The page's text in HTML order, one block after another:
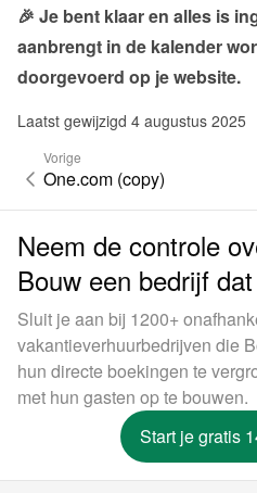
🎉 Je bent klaar en alles is
aanbrengt in de kalender
doorgevoerd op je website.
Laatst gewijzigd 4 augustus 2025
Vorige
One.com (copy)
Neem de controle
Bouw een bedrijf
Sluit je aan bij 1200+
vakantieverhuurbedrijven die
hun directe boekingen te
met hun gasten op te bouwen.
Start je gratis